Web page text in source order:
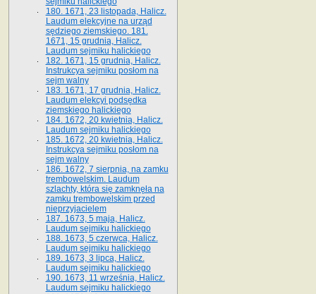
180. 1671, 23 listopada, Halicz.
Laudum elekcyjne na urząd
sędziego ziemskiego. 181.
1671, 15 grudnia, Halicz.
Laudum sejmiku halickiego
182. 1671, 15 grudnia, Halicz.
Instrukcya sejmiku posłom na
sejm walny
183. 1671, 17 grudnia, Halicz.
Laudum elekcyi podsędka
ziemskiego halickiego
184. 1672, 20 kwietnia, Halicz.
Laudum sejmiku halickiego
185. 1672, 20 kwietnia, Halicz.
Instrukcya sejmiku posłom na
sejm walny
186. 1672, 7 sierpnia, na zamku
trembowelskim. Laudum
szlachty, która się zamknęła na
zamku trembowelskim przed
nieprzyjacielem
187. 1673, 5 maja, Halicz.
Laudum sejmiku halickiego
188. 1673, 5 czerwca, Halicz.
Laudum sejmiku halickiego
189. 1673, 3 lipca, Halicz.
Laudum sejmiku halickiego
190. 1673, 11 września, Halicz.
Laudum sejmiku halickiego